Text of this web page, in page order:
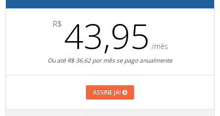
R$ 43,95 /mês
Ou até R$ 36,62 por mês se pago anualmente
ASSINE JÁ!